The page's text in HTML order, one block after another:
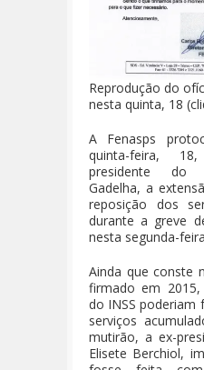
Reprodução do
nesta quinta, 18
A Fenasps
quinta-feira,
presidente do
Gadelha, a
reposição dos
durante a greve
nesta segunda-
Ainda que conste
firmado em
do INSS poderiam
serviços
mutirão, a ex-
Elisete Berchiol,